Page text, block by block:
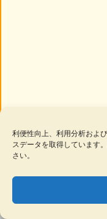
利便性向上、利用分析およ
スデータを取得しています
さい。